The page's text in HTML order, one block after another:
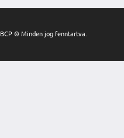
BCP © Minden jog fenntartva.